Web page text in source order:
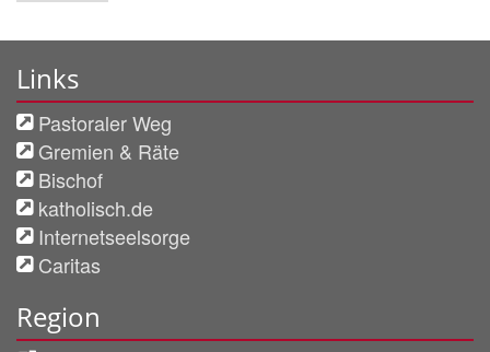
Links
Pastoraler Weg
Gremien & Räte
Bischof
katholisch.de
Internetseelsorge
Caritas
Region